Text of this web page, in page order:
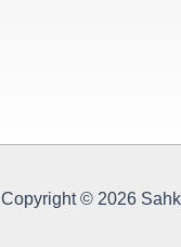
Copyright © 2026